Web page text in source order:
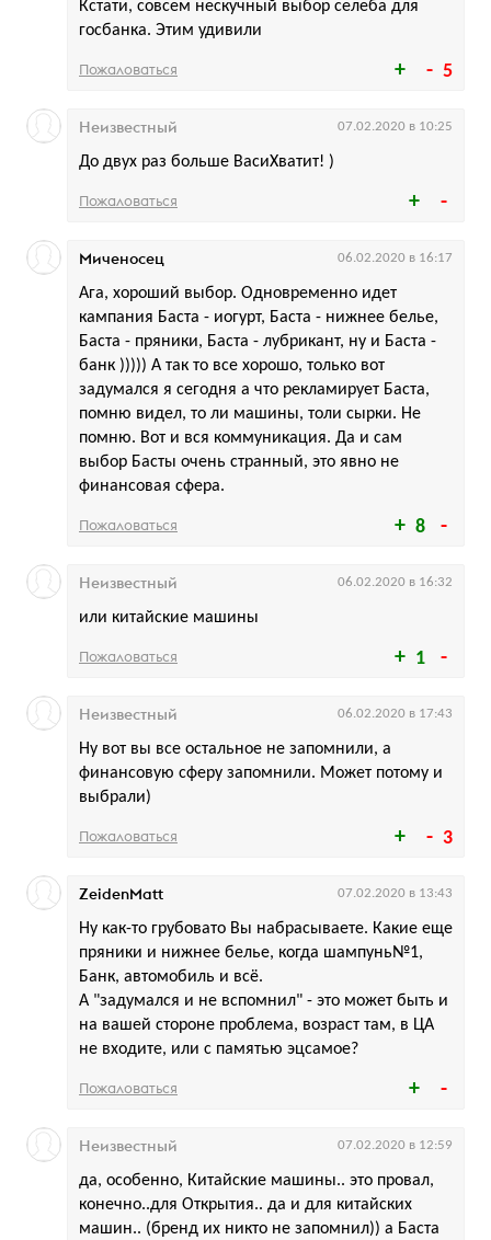
5
Кстати, совсем нескучный выбор селеба для
госбанка. Этим удивили
Пожаловаться
До двух раз больше ВасиХватит! )
Неизвестный 07.02.2020 в 10:25
Пожаловаться
8
Ага, хороший выбор. Одновременно идет
кампания Баста - иогурт, Баста - нижнее белье,
Баста - пряники, Баста - лубрикант, ну и Баста -
банк ))))) А так то все хорошо, только вот
задумался я сегодня а что рекламирует Баста,
помню видел, то ли машины, толи сырки. Не
помню. Вот и вся коммуникация. Да и сам
выбор Басты очень странный, это явно не
финансовая сфера.
Миченосец 06.02.2020 в 16:17
Пожаловаться
1
или китайские машины
Неизвестный 06.02.2020 в 16:32
Пожаловаться
3
Ну вот вы все остальное не запомнили, а
финансовую сферу запомнили. Может потому и
выбрали)
Неизвестный 06.02.2020 в 17:43
Пожаловаться
Ну как-то грубовато Вы набрасываете. Какие еще
пряники и нижнее белье, когда шампунь№1,
Банк, автомобиль и всё.
А "задумался и не вспомнил" - это может быть и
на вашей стороне проблема, возраст там, в ЦА
не входите, или с памятью эцсамое?
ZeidenMatt 07.02.2020 в 13:43
Пожаловаться
да, особенно, Китайские машины.. это провал,
конечно..для Открытия.. да и для китайских
машин.. (бренд их никто не запомнил)) а Баста
Неизвестный 07.02.2020 в 12:59